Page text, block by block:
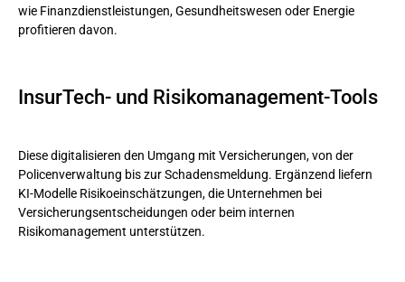
wie Finanzdienstleistungen, Gesundheitswesen oder Energie
profitieren davon.
InsurTech- und Risikomanagement-Tools
Diese digitalisieren den Umgang mit Versicherungen, von der
Policenverwaltung bis zur Schadensmeldung. Ergänzend liefern
KI-Modelle Risikoeinschätzungen, die Unternehmen bei
Versicherungsentscheidungen oder beim internen
Risikomanagement unterstützen.